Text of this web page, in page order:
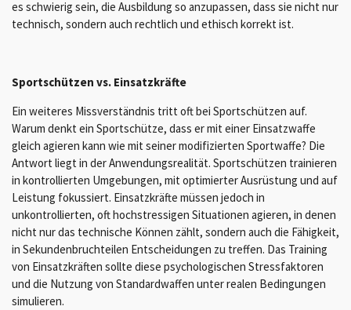
es schwierig sein, die Ausbildung so anzupassen, dass sie nicht nur
technisch, sondern auch rechtlich und ethisch korrekt ist.
Sportschützen vs. Einsatzkräfte
Ein weiteres Missverständnis tritt oft bei Sportschützen auf.
Warum denkt ein Sportschütze, dass er mit einer Einsatzwaffe
gleich agieren kann wie mit seiner modifizierten Sportwaffe? Die
Antwort liegt in der Anwendungsrealität. Sportschützen trainieren
in kontrollierten Umgebungen, mit optimierter Ausrüstung und auf
Leistung fokussiert. Einsatzkräfte müssen jedoch in
unkontrollierten, oft hochstressigen Situationen agieren, in denen
nicht nur das technische Können zählt, sondern auch die Fähigkeit,
in Sekundenbruchteilen Entscheidungen zu treffen. Das Training
von Einsatzkräften sollte diese psychologischen Stressfaktoren
und die Nutzung von Standardwaffen unter realen Bedingungen
simulieren.